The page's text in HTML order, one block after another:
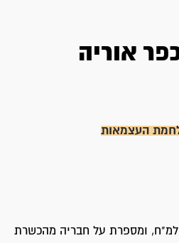
העצמאות
ומספרת על חבריה מהכשרת